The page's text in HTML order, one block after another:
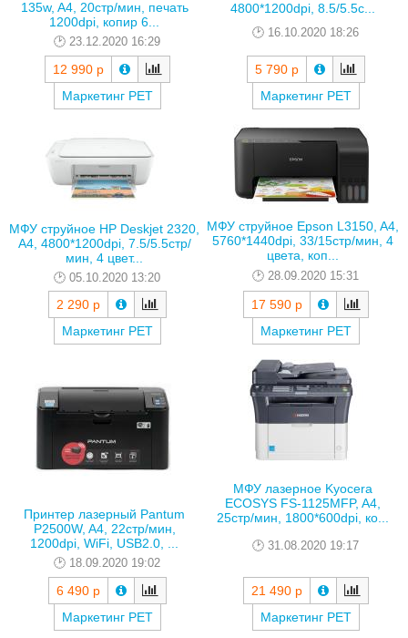
135w, A4, 20стр/мин, печать
1200dpi, копир 6...
23.12.2020 16:29
12 990 р
Маркетинг РЕТ
4800*1200dpi, 8.5/5.5с...
16.10.2020 18:26
5 790 р
Маркетинг РЕТ
МФУ струйное HP Deskjet 2320,
A4, 4800*1200dpi, 7.5/5.5стр/
мин, 4 цвет...
05.10.2020 13:20
2 290 р
Маркетинг РЕТ
МФУ струйное Epson L3150, A4,
5760*1440dpi, 33/15стр/мин, 4
цвета, коп...
28.09.2020 15:31
17 590 р
Маркетинг РЕТ
Принтер лазерный Pantum
P2500W, A4, 22стр/мин,
1200dpi, WiFi, USB2.0, ...
18.09.2020 19:02
6 490 р
Маркетинг РЕТ
МФУ лазерное Kyocera
ECOSYS FS-1125MFP, A4,
25стр/мин, 1800*600dpi, ко...
31.08.2020 19:17
21 490 р
Маркетинг РЕТ